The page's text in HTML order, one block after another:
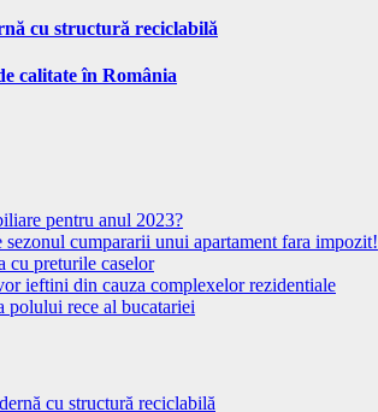
cu structură reciclabilă
calitate în România
pentru anul 2023?
cumpararii unui apartament fara impozit!
cu preturile caselor
ieftini din cauza complexelor rezidentiale
rece al bucatariei
cu structură reciclabilă